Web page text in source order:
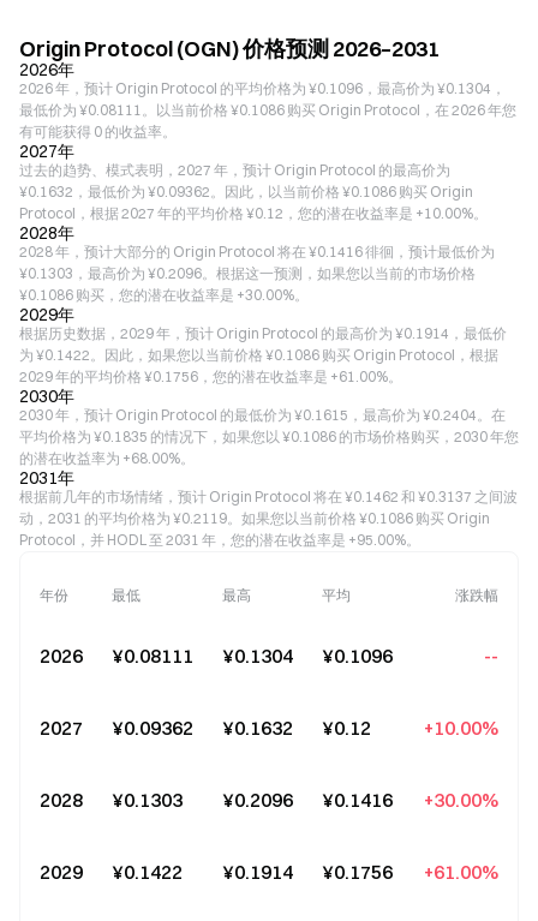
Origin Protocol (OGN) 价格预测 2026–2031
2026年
2026 年，预计 Origin Protocol 的平均价格为 ¥0.1096，最高价为 ¥0.1304，
最低价为 ¥0.08111。以当前价格 ¥0.1086 购买 Origin Protocol，在 2026 年您
有可能获得 0 的收益率。
2027年
过去的趋势、模式表明，2027 年，预计 Origin Protocol 的最高价为
¥0.1632，最低价为 ¥0.09362。因此，以当前价格 ¥0.1086 购买 Origin
Protocol，根据 2027 年的平均价格 ¥0.12，您的潜在收益率是 +10.00%。
2028年
2028 年，预计大部分的 Origin Protocol 将在 ¥0.1416 徘徊，预计最低价为
¥0.1303，最高价为 ¥0.2096。根据这一预测，如果您以当前的市场价格
¥0.1086 购买，您的潜在收益率是 +30.00%。
2029年
根据历史数据，2029 年，预计 Origin Protocol 的最高价为 ¥0.1914，最低价
为 ¥0.1422。因此，如果您以当前价格 ¥0.1086 购买 Origin Protocol，根据
2029 年的平均价格 ¥0.1756，您的潜在收益率是 +61.00%。
2030年
2030 年，预计 Origin Protocol 的最低价为 ¥0.1615，最高价为 ¥0.2404。在
平均价格为 ¥0.1835 的情况下，如果您以 ¥0.1086 的市场价格购买，2030 年您
的潜在收益率为 +68.00%。
2031年
根据前几年的市场情绪，预计 Origin Protocol 将在 ¥0.1462 和 ¥0.3137 之间波
动，2031 的平均价格为 ¥0.2119。如果您以当前价格 ¥0.1086 购买 Origin
Protocol，并 HODL 至 2031 年，您的潜在收益率是 +95.00%。
年份 最低 最高 平均 涨跌幅
2026 ¥0.08111 ¥0.1304 ¥0.1096 --
2027 ¥0.09362 ¥0.1632 ¥0.12 +10.00%
2028 ¥0.1303 ¥0.2096 ¥0.1416 +30.00%
2029 ¥0.1422 ¥0.1914 ¥0.1756 +61.00%